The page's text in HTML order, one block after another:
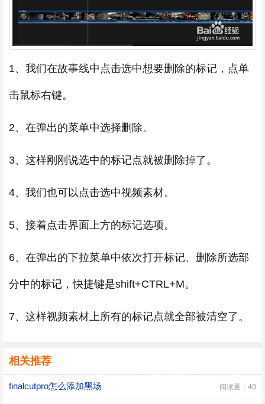
1、我们在故事线中点击选中想要删除的标记，点单
击鼠标右键。
2、在弹出的菜单中选择删除。
3、这样刚刚说选中的标记点就被删除掉了。
4、我们也可以点击选中视频素材。
5、接着点击界面上方的标记选项。
6、在弹出的下拉菜单中依次打开标记、删除所选部
分中的标记，快捷键是shift+CTRL+M。
7、这样视频素材上所有的标记点就全部被清空了。
相关推荐
finalcutpro怎么添加黑场 阅读量：40